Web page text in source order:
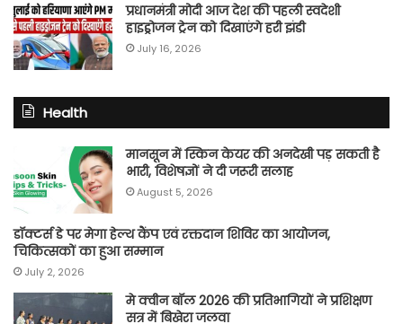
प्रधानमंत्री मोदी आज देश की पहली स्वदेशी
हाइड्रोजन ट्रेन को दिखाएंगे हरी झंडी
July 16, 2026
Health
मानसून में स्किन केयर की अनदेखी पड़ सकती है
भारी, विशेषज्ञों ने दी जरूरी सलाह
August 5, 2026
डॉक्टर्स डे पर मेगा हेल्थ कैंप एवं रक्तदान शिविर का आयोजन,
चिकित्सकों का हुआ सम्मान
July 2, 2026
मे क्वीन बॉल 2026 की प्रतिभागियों ने प्रशिक्षण
सत्र में बिखेरा जलवा